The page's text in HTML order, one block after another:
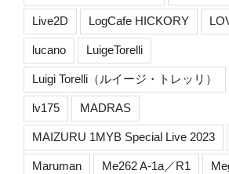
Live2D LogCafe HICKORY
lucano LuigeTorelli
Luigi Torelli（ルイージ・トレッリ）
lv175 MADRAS
MAIZURU 1MYB Special Live 2023
Maruman Me262 A-1a／R1